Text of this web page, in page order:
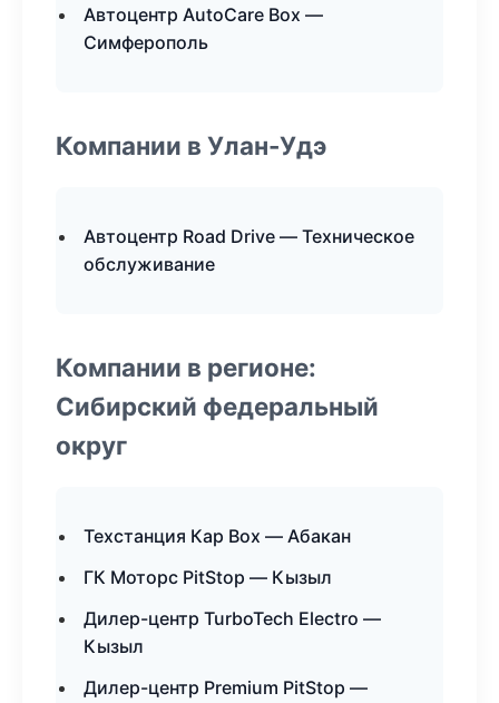
Автоцентр AutoCare Box —
Симферополь
Компании в Улан-Удэ
Автоцентр Road Drive — Техническое
обслуживание
Компании в регионе:
Сибирский федеральный
округ
Техстанция Кар Box — Абакан
ГК Моторс PitStop — Кызыл
Дилер-центр TurboTech Electro —
Кызыл
Дилер-центр Premium PitStop —